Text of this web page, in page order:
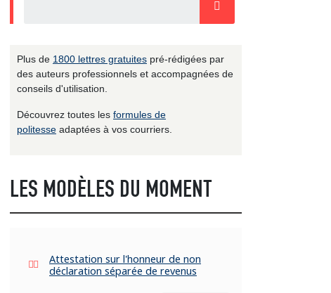
Plus de 1800 lettres gratuites pré-rédigées par
des auteurs professionnels et accompagnées de
conseils d'utilisation.
Découvrez toutes les formules de
politesse adaptées à vos courriers.
LES MODÈLES DU MOMENT
Attestation sur l'honneur de non
déclaration séparée de revenus